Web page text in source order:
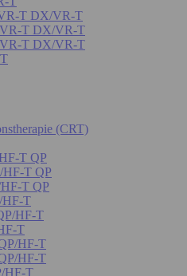
T DX/VR-T
T DX/VR-T
T DX/VR-T
(CRT)
T QP
HF-T QP
T QP
HF-T
HF-T
T
HF-T
HF-T
HF-T